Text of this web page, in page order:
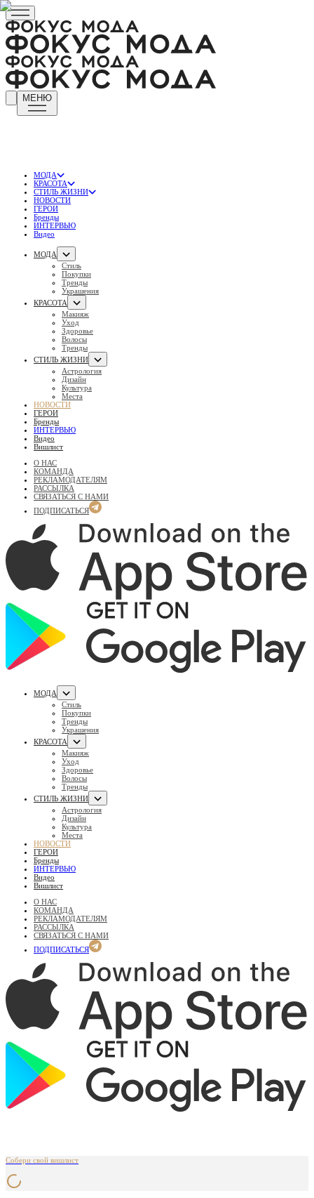
МЕНЮ
МОДА
КРАСОТА
СТИЛЬ ЖИЗНИ
НОВОСТИ
ГЕРОИ
Бренды
ИНТЕРВЬЮ
Видео
МОДА
Стиль
Покупки
Тренды
Украшения
КРАСОТА
Макияж
Уход
Здоровье
Волосы
Тренды
СТИЛЬ ЖИЗНИ
Астрология
Дизайн
Культура
Места
НОВОСТИ
ГЕРОИ
Бренды
ИНТЕРВЬЮ
Видео
Вишлист
О НАС
КОМАНДА
РЕКЛАМОДАТЕЛЯМ
РАССЫЛКА
СВЯЗАТЬСЯ С НАМИ
ПОДПИСАТЬСЯ
МОДА
Стиль
Покупки
Тренды
Украшения
КРАСОТА
Макияж
Уход
Здоровье
Волосы
Тренды
СТИЛЬ ЖИЗНИ
Астрология
Дизайн
Культура
Места
НОВОСТИ
ГЕРОИ
Бренды
ИНТЕРВЬЮ
Видео
Вишлист
О НАС
КОМАНДА
РЕКЛАМОДАТЕЛЯМ
РАССЫЛКА
СВЯЗАТЬСЯ С НАМИ
ПОДПИСАТЬСЯ
Собери свой вишлист